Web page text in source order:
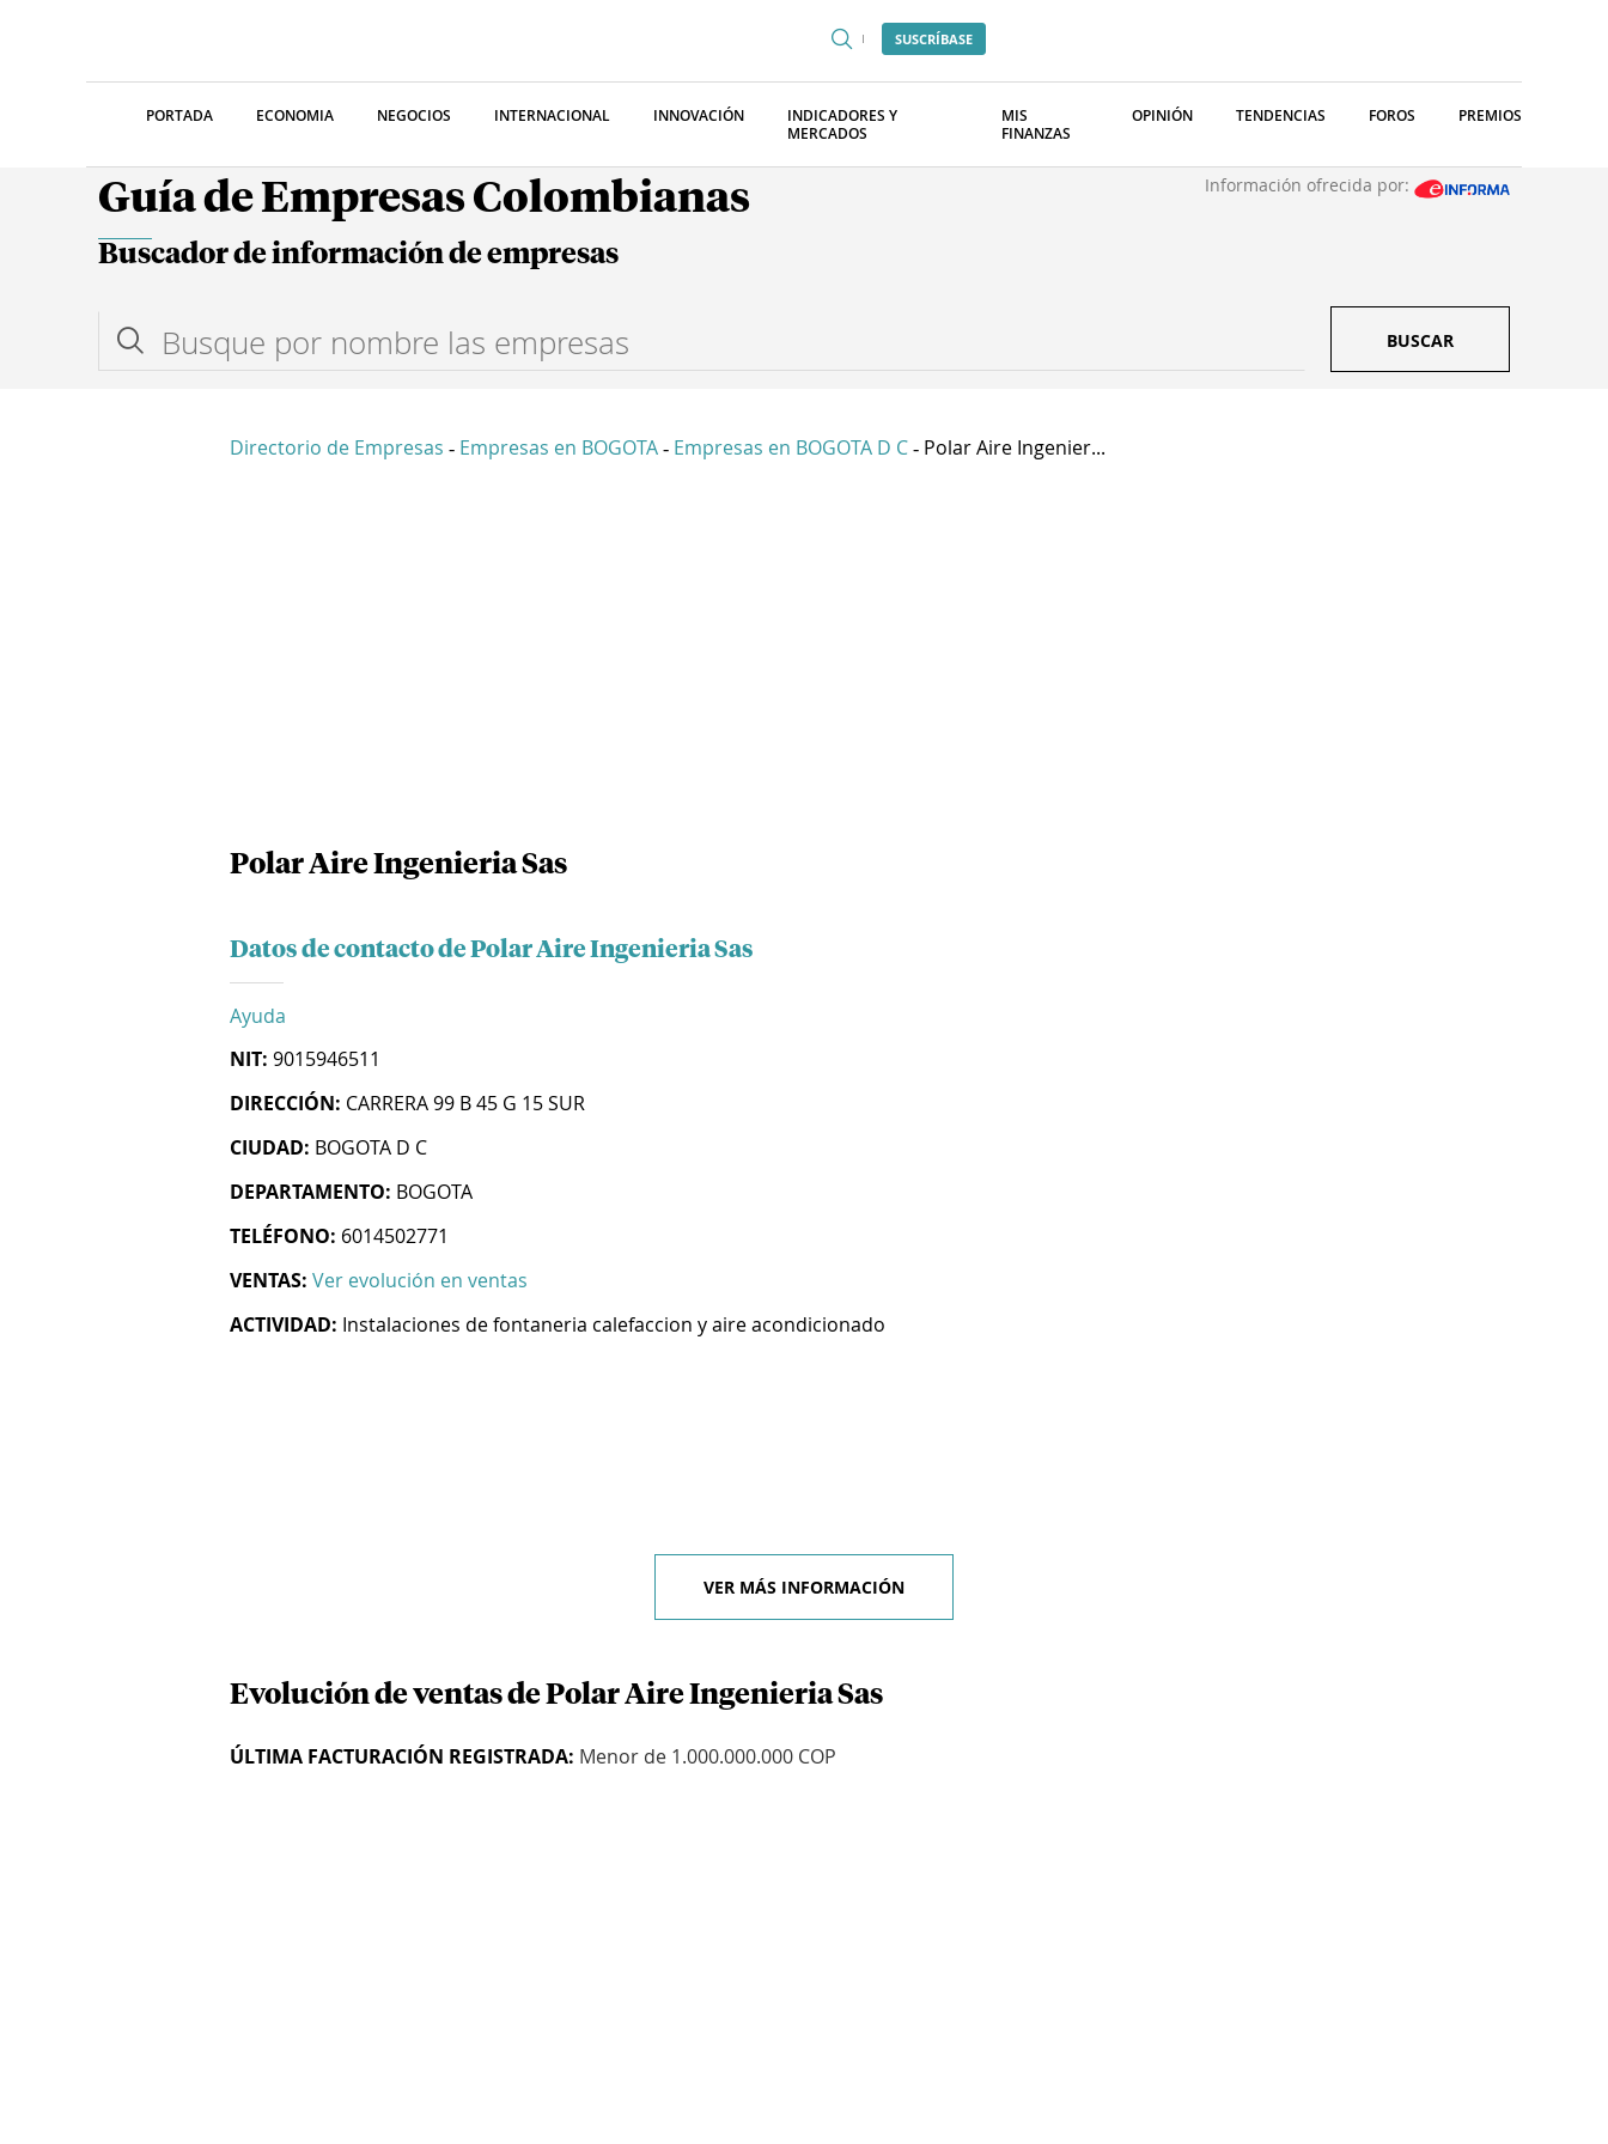
SUSCRÍBASE
PORTADA ECONOMIA NEGOCIOS INTERNACIONAL INNOVACIÓN
INDICADORES Y
MERCADOS
MIS
FINANZAS
OPINIÓN TENDENCIAS FOROS PREMIOS
Guía de Empresas Colombianas Información ofrecida por:
Buscador de información de empresas
BUSCAR
Directorio de Empresas - Empresas en BOGOTA - Empresas en BOGOTA D C - Polar Aire Ingenier...
Polar Aire Ingenieria Sas
Datos de contacto de Polar Aire Ingenieria Sas
Ayuda
NIT: 9015946511
DIRECCIÓN: CARRERA 99 B 45 G 15 SUR
CIUDAD: BOGOTA D C
DEPARTAMENTO: BOGOTA
TELÉFONO: 6014502771
VENTAS: Ver evolución en ventas
ACTIVIDAD: Instalaciones de fontaneria calefaccion y aire acondicionado
VER MÁS INFORMACIÓN
Evolución de ventas de Polar Aire Ingenieria Sas
ÚLTIMA FACTURACIÓN REGISTRADA: Menor de 1.000.000.000 COP